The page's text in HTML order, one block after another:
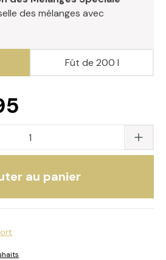
des mélanges avec
Fût de 200 l
: saisissez la valeur
au panier